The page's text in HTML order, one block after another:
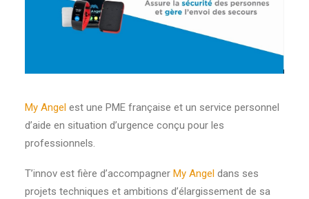
My Angel est une PME française et un service personnel
d’aide en situation d’urgence conçu pour les
professionnels.
T’innov est fière d’accompagner My Angel dans ses
projets techniques et ambitions d’élargissement de sa